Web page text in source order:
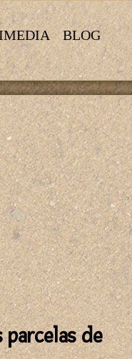
BLOG
de